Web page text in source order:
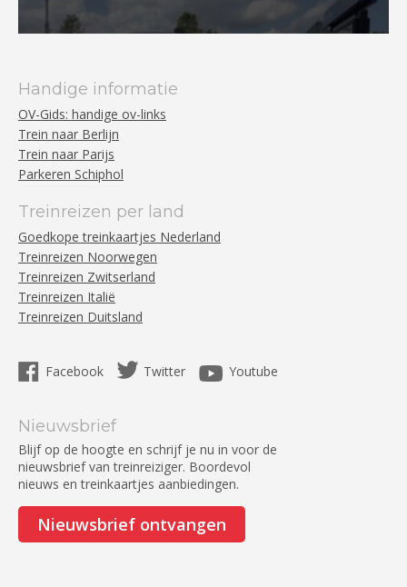
Handige informatie
OV-Gids: handige ov-links
Trein naar Berlijn
Trein naar Parijs
Parkeren Schiphol
Treinreizen per land
Goedkope treinkaartjes Nederland
Treinreizen Noorwegen
Treinreizen Zwitserland
Treinreizen Italië
Treinreizen Duitsland
Facebook Twitter Youtube
Nieuwsbrief
Blijf op de hoogte en schrijf je nu in voor de
nieuwsbrief van treinreiziger. Boordevol
nieuws en treinkaartjes aanbiedingen.
Nieuwsbrief ontvangen